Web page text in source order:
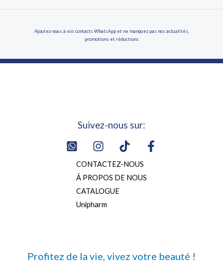
Ajoutez-nous à vos contacts WhatsApp et ne manquez pas nos actualités,
promotions et réductions
Suivez-nous sur:
CONTACTEZ-NOUS
Á PROPOS DE NOUS
CATALOGUE
Unipharm
Profitez de la vie, vivez votre beauté !